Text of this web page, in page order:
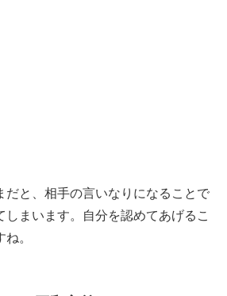
だと、相手の言いなりになることで
しまいます。自分を認めてあげるこ
。